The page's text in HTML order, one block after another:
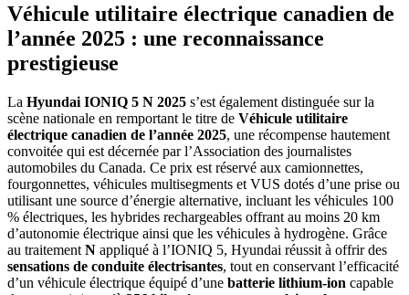
Véhicule utilitaire électrique canadien de
l’année 2025 : une reconnaissance
prestigieuse
La Hyundai IONIQ 5 N 2025 s’est également distinguée sur la
scène nationale en remportant le titre de Véhicule utilitaire
électrique canadien de l’année 2025, une récompense hautement
convoitée qui est décernée par l’Association des journalistes
automobiles du Canada. Ce prix est réservé aux camionnettes,
fourgonnettes, véhicules multisegments et VUS dotés d’une prise ou
utilisant une source d’énergie alternative, incluant les véhicules 100
% électriques, les hybrides rechargeables offrant au moins 20 km
d’autonomie électrique ainsi que les véhicules à hydrogène. Grâce
au traitement N appliqué à l’IONIQ 5, Hyundai réussit à offrir des
sensations de conduite électrisantes, tout en conservant l’efficacité
d’un véhicule électrique équipé d’une batterie lithium-ion capable